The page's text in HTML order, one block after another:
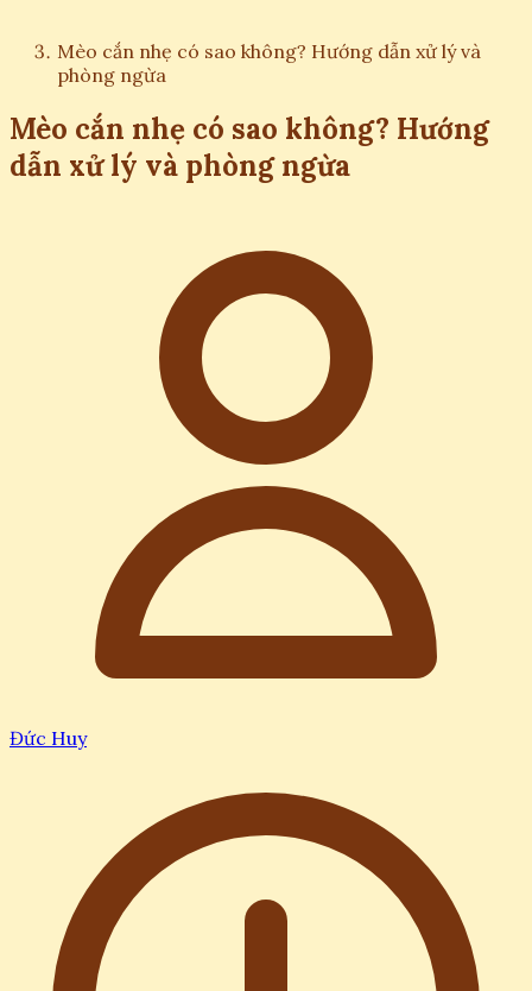
Mèo cắn nhẹ có sao không? Hướng dẫn xử lý và
phòng ngừa
Mèo cắn nhẹ có sao không? Hướng
dẫn xử lý và phòng ngừa
Đức Huy